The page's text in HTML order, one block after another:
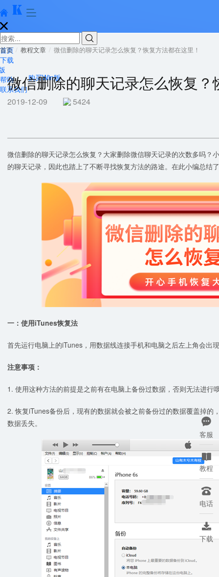
  


首页
下载
购买Win版
帮助
联系我们
首页 教程文章 微信删除的聊天记录怎么恢复？恢复方法都在这里！
微信删除的聊天记录怎么恢复
2019-12-09 5424
微信删除的聊天记录怎么恢复？大家删除微信聊天记录的次数多吗？
的聊天记录，因此也踏上了不断寻找恢复方法的路途。在此小编总结
一 ：使用iTunes恢复法
首先运行电脑上的iTunes，用数据线连接手机和电脑之后左上角会出
注意事项：
1. 使用这种方法的前提是之前有在电脑上备份过数据，否则无法进行
2. 恢复iTunes备份后，现有的数据就会被之前备份过的数据覆盖掉的
数据丢失。

客服

教程

电话

下载